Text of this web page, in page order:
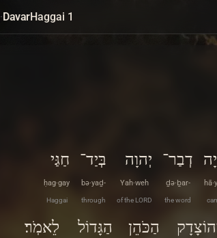
·DavarHaggai 1
דְבַר־
ḏə·ḇar-
the word
יְהוָה
Yah·weh
of the LORD
בְּיַד־
bə·yaḏ-
through
חַגַּי
ḥag·gay
Haggai
הַכֹּהֵן הַגָּדוֹל לֵאמֹֽר׃